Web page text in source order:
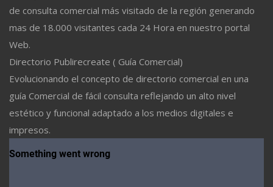
de consulta comercial más visitado de la región generando
mas de 18.000 visitantes cada 24 Hora en nuestro portal
Web.
Directorio Publirecreate ( Guía Comercial)
Evolucionando el concepto de directorio comercial en una
guía Comercial de fácil consulta reflejando un alto nivel
estético y funcional adaptado a los medios digitales e
impresos.